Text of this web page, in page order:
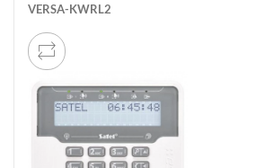
VERSA-KWRL2